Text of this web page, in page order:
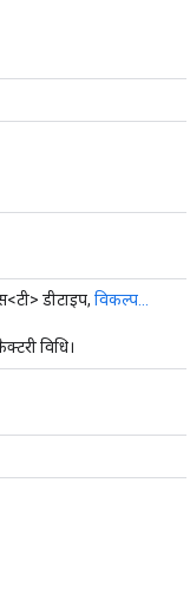
डीटाइप, विकल्प...
विधि।